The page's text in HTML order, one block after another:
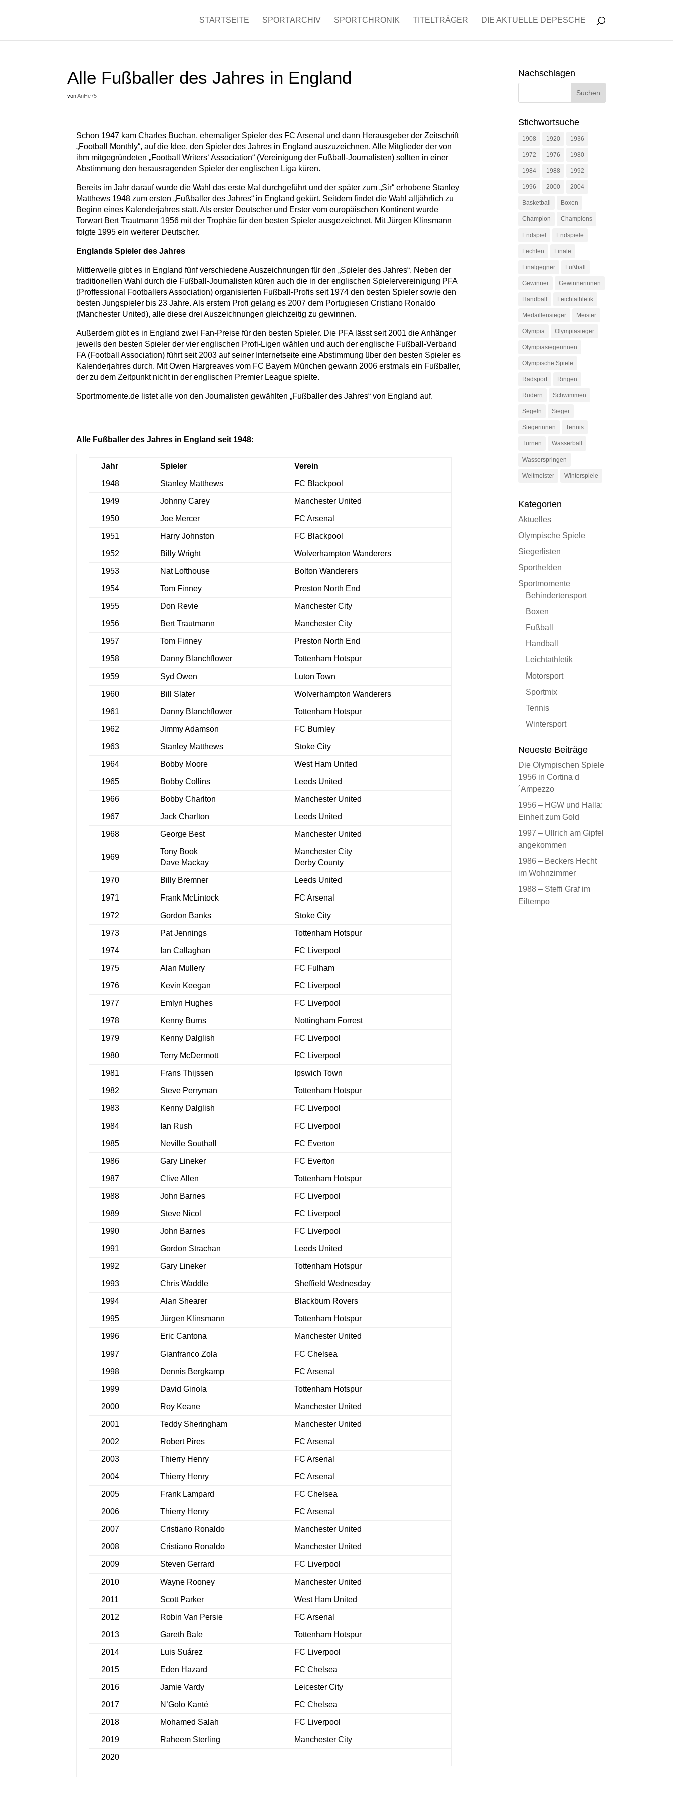
STARTSEITE SPORTARCHIV SPORTCHRONIK TITELTRÄGER DIE AKTUELLE DEPESCHE
Alle Fußballer des Jahres in England
vonAnHe75
Schon 1947 kam Charles Buchan, ehemaliger Spieler des FC Arsenal und dann Herausgeber der Zeitschrift
„Football Monthly“, auf die Idee, den Spieler des Jahres in England auszuzeichnen. Alle Mitglieder der von
ihm mitgegründeten „Football Writers‘ Association“ (Vereinigung der Fußball-Journalisten) sollten in einer
Abstimmung den herausragenden Spieler der englischen Liga küren.
Bereits im Jahr darauf wurde die Wahl das erste Mal durchgeführt und der später zum „Sir“ erhobene Stanley
Matthews 1948 zum ersten „Fußballer des Jahres“ in England gekürt. Seitdem findet die Wahl alljährlich zu
Beginn eines Kalenderjahres statt. Als erster Deutscher und Erster vom europäischen Kontinent wurde
Torwart Bert Trautmann 1956 mit der Trophäe für den besten Spieler ausgezeichnet. Mit Jürgen Klinsmann
folgte 1995 ein weiterer Deutscher.
Englands Spieler des Jahres
Mittlerweile gibt es in England fünf verschiedene Auszeichnungen für den „Spieler des Jahres“. Neben der
traditionellen Wahl durch die Fußball-Journalisten küren auch die in der englischen Spielervereinigung PFA
(Proffessional Footballers Association) organisierten Fußball-Profis seit 1974 den besten Spieler sowie den
besten Jungspieler bis 23 Jahre. Als erstem Profi gelang es 2007 dem Portugiesen Cristiano Ronaldo
(Manchester United), alle diese drei Auszeichnungen gleichzeitig zu gewinnen.
Außerdem gibt es in England zwei Fan-Preise für den besten Spieler. Die PFA lässt seit 2001 die Anhänger
jeweils den besten Spieler der vier englischen Profi-Ligen wählen und auch der englische Fußball-Verband
FA (Football Association) führt seit 2003 auf seiner Internetseite eine Abstimmung über den besten Spieler es
Kalenderjahres durch. Mit Owen Hargreaves vom FC Bayern München gewann 2006 erstmals ein Fußballer,
der zu dem Zeitpunkt nicht in der englischen Premier League spielte.
Sportmomente.de listet alle von den Journalisten gewählten „Fußballer des Jahres“ von England auf.
Alle Fußballer des Jahres in England seit 1948:
Jahr Spieler Verein
1948 Stanley Matthews FC Blackpool
1949 Johnny Carey Manchester United
1950 Joe Mercer FC Arsenal
1951 Harry Johnston FC Blackpool
1952 Billy Wright Wolverhampton Wanderers
1953 Nat Lofthouse Bolton Wanderers
1954 Tom Finney Preston North End
1955 Don Revie Manchester City
1956 Bert Trautmann Manchester City
1957 Tom Finney Preston North End
1958 Danny Blanchflower Tottenham Hotspur
1959 Syd Owen Luton Town
1960 Bill Slater Wolverhampton Wanderers
1961 Danny Blanchflower Tottenham Hotspur
1962 Jimmy Adamson FC Burnley
1963 Stanley Matthews Stoke City
1964 Bobby Moore West Ham United
1965 Bobby Collins Leeds United
1966 Bobby Charlton Manchester United
1967 Jack Charlton Leeds United
1968 George Best Manchester United
1969
Tony Book
Dave Mackay
Manchester City
Derby County
1970 Billy Bremner Leeds United
1971 Frank McLintock FC Arsenal
1972 Gordon Banks Stoke City
1973 Pat Jennings Tottenham Hotspur
1974 Ian Callaghan FC Liverpool
1975 Alan Mullery FC Fulham
1976 Kevin Keegan FC Liverpool
1977 Emlyn Hughes FC Liverpool
1978 Kenny Burns Nottingham Forrest
1979 Kenny Dalglish FC Liverpool
1980 Terry McDermott FC Liverpool
1981 Frans Thijssen Ipswich Town
1982 Steve Perryman Tottenham Hotspur
1983 Kenny Dalglish FC Liverpool
1984 Ian Rush FC Liverpool
1985 Neville Southall FC Everton
1986 Gary Lineker FC Everton
1987 Clive Allen Tottenham Hotspur
1988 John Barnes FC Liverpool
1989 Steve Nicol FC Liverpool
1990 John Barnes FC Liverpool
1991 Gordon Strachan Leeds United
1992 Gary Lineker Tottenham Hotspur
1993 Chris Waddle Sheffield Wednesday
1994 Alan Shearer Blackburn Rovers
1995 Jürgen Klinsmann Tottenham Hotspur
1996 Eric Cantona Manchester United
1997 Gianfranco Zola FC Chelsea
1998 Dennis Bergkamp FC Arsenal
1999 David Ginola Tottenham Hotspur
2000 Roy Keane Manchester United
2001 Teddy Sheringham Manchester United
2002 Robert Pires FC Arsenal
2003 Thierry Henry FC Arsenal
2004 Thierry Henry FC Arsenal
2005 Frank Lampard FC Chelsea
2006 Thierry Henry FC Arsenal
2007 Cristiano Ronaldo Manchester United
2008 Cristiano Ronaldo Manchester United
2009 Steven Gerrard FC Liverpool
2010 Wayne Rooney Manchester United
2011 Scott Parker West Ham United
2012 Robin Van Persie FC Arsenal
2013 Gareth Bale Tottenham Hotspur
2014 Luis Suárez FC Liverpool
2015 Eden Hazard FC Chelsea
2016 Jamie Vardy Leicester City
2017 N’Golo Kanté FC Chelsea
2018 Mohamed Salah FC Liverpool
2019 Raheem Sterling Manchester City
2020
Nachschlagen
Stichwortsuche
1908 1920 1936
1972 1976 1980
1984 1988 1992
1996 2000 2004
Basketball Boxen
Champion Champions
Endspiel Endspiele
Fechten Finale
Finalgegner Fußball
Gewinner Gewinnerinnen
Handball Leichtathletik
Medaillensieger Meister
Olympia Olympiasieger
Olympiasiegerinnen
Olympische Spiele
Radsport Ringen
Rudern Schwimmen
Segeln Sieger
Siegerinnen Tennis
Turnen Wasserball
Wasserspringen
Weltmeister Winterspiele
Kategorien
Aktuelles
Olympische Spiele
Siegerlisten
Sporthelden
Sportmomente
Behindertensport
Boxen
Fußball
Handball
Leichtathletik
Motorsport
Sportmix
Tennis
Wintersport
Neueste Beiträge
Die Olympischen Spiele
1956 in Cortina d
´Ampezzo
1956 – HGW und Halla:
Einheit zum Gold
1997 – Ullrich am Gipfel
angekommen
1986 – Beckers Hecht
im Wohnzimmer
1988 – Steffi Graf im
Eiltempo